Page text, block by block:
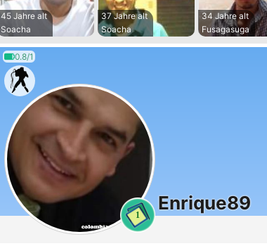
45 Jahre alt
Soacha
37 Jahre alt
Soacha
34 Jahre alt
Fusagasuga
0.8/1
1
Enrique89